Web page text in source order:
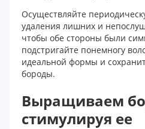
Осуществляйте
удаления лишних и
чтобы обе стороны были
подстригайте понемногу
идеальной формы и
бороды.
Выращиваем
стимулируя ее